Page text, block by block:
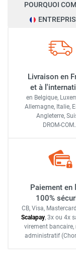
POURQUOI
Livraison en
et à
en Belgique,
Allemagne, Italie,
Angleterre,
DROM-
Paiement en
100%
CB, Visa,
Scalapay, 3x ou 4x
virement bancaire,
administratif